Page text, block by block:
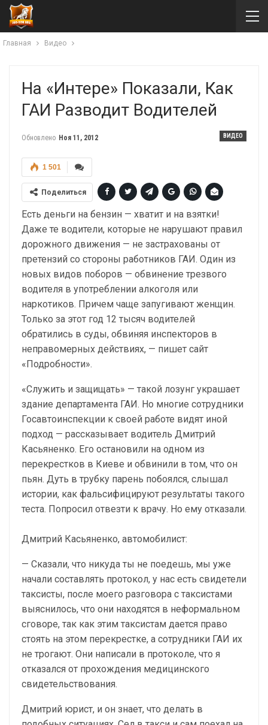
Главная Видео
На «Интере» Показали, Как
ГАИ Разводит Водителей
ВИДЕО
Обновлено Ноя 11, 2012
1 501
Поделиться
Есть деньги на бензин — хватит и на взятки!
Даже те водители, которые не нарушают правил
дорожного движения — не застрахованы от
претензий со стороны работников ГАИ. Один из
новых видов поборов — обвинение трезвого
водителя в употреблении алкоголя или
наркотиков. Причем чаще запугивают женщин.
Только за этот год 12 тысяч водителей
обратились в суды, обвиняя инспекторов в
неправомерных действиях, — пишет сайт
«Подробности».
«Служить и защищать» — такой лозунг украшает
здание департамента ГАИ. Но многие сотрудники
Госавтоинспекции к своей работе видят иной
подход — рассказывает водитель Дмитрий
Касьяненко. Его остановили на одном из
перекрестков в Киеве и обвинили в том, что он
пьян. Дуть в трубку парень побоялся, слышал
истории, как фальсифицируют результаты такого
теста. Попросил отвезти к врачу. Но ему отказали.
Дмитрий Касьяненко, автомобилист:
— Сказали, что никуда ты не поедешь, мы уже
начали составлять протокол, у нас есть свидетели
таксисты, после моего разговора с таксистами
выяснилось, что они находятся в неформальном
сговоре, так как этим таксистам дается право
стоять на этом перекрестке, а сотрудники ГАИ их
не трогают. Они написали в протоколе, что я
отказался от прохождения медицинского
свидетельствования.
Дмитрий юрист, и он знает, что делать в